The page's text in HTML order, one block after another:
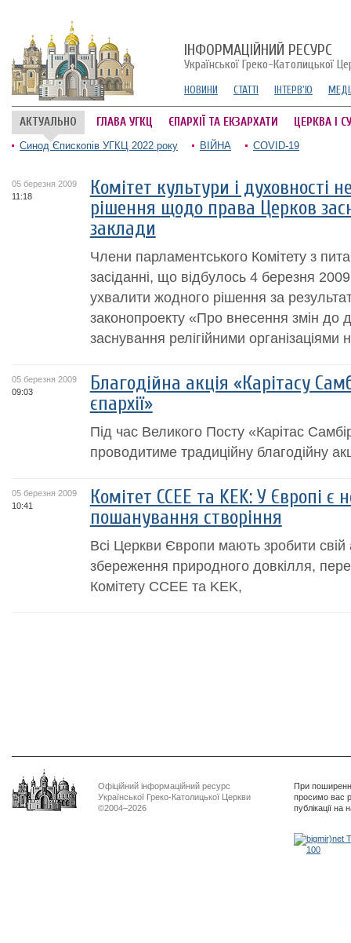
ІНФОРМАЦІЙНИЙ РЕСУРС
Української Греко-Католицької
НОВИНИ СТАТТІ ІНТЕРВ'Ю
АКТУАЛЬНО ГЛАВА УГКЦ ЄПАРХІЇ ТА ЕКЗАРХАТИ ЦЕРКВА І
Синод Єпископів УГКЦ 2022 року ВІЙНА COVID-19
05 березня 2009
11:18
Комітет культури і духовності
рішення щодо права Церков
заклади
Члени парламентського Комітету з
засіданні, що відбулось 4 березня
ухвалити жодного рішення за
законопроекту «Про внесення змін до
заснування релігійними організаціями
05 березня 2009
09:03
Благодійна акція «Карітасу
єпархії»
Під час Великого Посту «Карітас
проводитиме традиційну благодійну
05 березня 2009
10:41
Комітет CCEE та KEK: У Європі
пошанування створіння
Всі Церкви Європи мають зробити
збереження природного довкілля,
Комітету CCEE та KEK,
Офіційний інформаційний ресурс
Української Греко-Католицької Церкви
©2004–2026
При
просимо вас
публікації на